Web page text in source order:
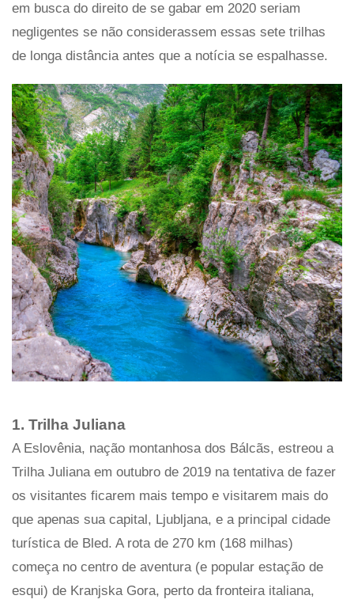
em busca do direito de se gabar em 2020 seriam
negligentes se não considerassem essas sete trilhas
de longa distância antes que a notícia se espalhasse.
1. Trilha Juliana
A Eslovênia, nação montanhosa dos Bálcãs, estreou a
Trilha Juliana em outubro de 2019 na tentativa de fazer
os visitantes ficarem mais tempo e visitarem mais do
que apenas sua capital, Ljubljana, e a principal cidade
turística de Bled. A rota de 270 km (168 milhas)
começa no centro de aventura (e popular estação de
esqui) de Kranjska Gora, perto da fronteira italiana,